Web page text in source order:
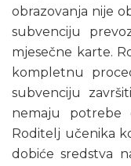
obrazovanja nije
subvenciju
mjesečne karte.
kompletnu
subvenciju
nemaju potrebe
Roditelj učenika
dobiće sredstva